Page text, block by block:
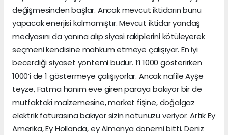
değişmesinden başlar. Ancak mevcut iktidarın bunu
yapacak enerjisi kalmamıştır. Mevcut iktidar yandaş
medyasını da yanına alıp siyasi rakiplerini kötüleyerek
seçmeni kendisine mahkum etmeye çalışıyor. En iyi
becerdiği siyaset yöntemi budur. 1’i 1000 gösterirken
1000’i de 1 göstermeye çalışıyorlar. Ancak nafile Ayşe
teyze, Fatma hanım eve giren paraya bakıyor bir de
mutfaktaki malzemesine, market fişine, doğalgaz
elektrik faturasına bakıyor sizin notunuzu veriyor. Artık Ey
Amerika, Ey Hollanda, ey Almanya dönemi bitti. Deniz